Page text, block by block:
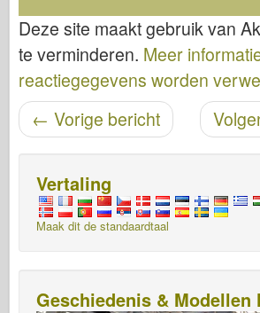
Deze site maakt gebruik van
te verminderen. Meer
reactiegegevens worden
Bericht navigatie
← Vorige bericht
Vertaling
Maak dit de standaardtaal
Geschiedenis & Modellen